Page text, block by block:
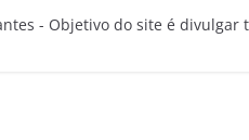
- Objetivo do site é divulgar